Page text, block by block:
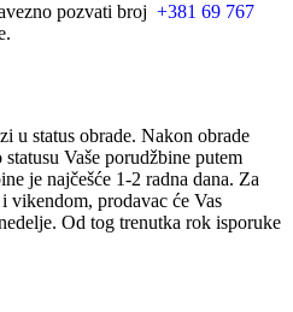
pozvati broj +381 69 767
u status obrade. Nakon obrade
Vaše porudžbine putem
je najčešće 1-2 radna dana. Za
vikendom, prodavac će Vas
Od tog trenutka rok isporuke